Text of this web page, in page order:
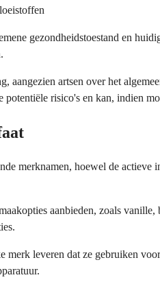
gezondheidstoestand en
aangezien artsen over het
potentiële risico's en kan, indien
merknamen, hoewel de
aanbieden, zoals
leveren dat ze gebruiken